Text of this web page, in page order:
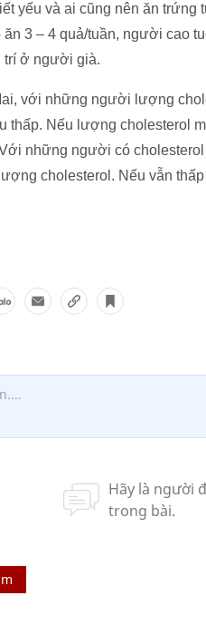
yếu và ai cũng nên ăn
ăn 3 – 4 quả/tuần, người cao
trí ở người già.
với những người lượng
thấp. Nếu lượng cholesterol
những người có
cholesterol. Nếu vẫn